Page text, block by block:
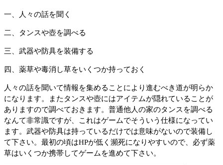
一、人々の話を聞く
二、タンスや壺を調べる
三、武器や防具を装備する
四、薬草や毒消し草をいくつか持っておく
人々の話を聞いて情報を集めることにより進むべき道が明らか
になります。またタンスや壺にはアイテムが隠れていることが
ありますので調べておきます。普通他人の家のタンスを調べる
なんて非常識ですが、これはゲームでそういう仕様になってい
ます。武器や防具は持っているだけでは意味がないので装備し
て下さい。最初の頃はHPが低く瀕死になりやすいので、必ず薬
草はいくつか携帯してゲームを進めて下さい。